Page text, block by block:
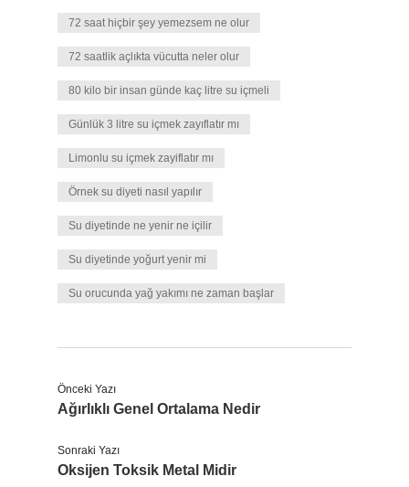
72 saat hiçbir şey yemezsem ne olur
72 saatlik açlıkta vücutta neler olur
80 kilo bir insan günde kaç litre su içmeli
Günlük 3 litre su içmek zayıflatır mı
Limonlu su içmek zayiflatır mı
Örnek su diyeti nasıl yapılır
Su diyetinde ne yenir ne içilir
Su diyetinde yoğurt yenir mi
Su orucunda yağ yakımı ne zaman başlar
Önceki Yazı
Ağırlıklı Genel Ortalama Nedir
Sonraki Yazı
Oksijen Toksik Metal Midir